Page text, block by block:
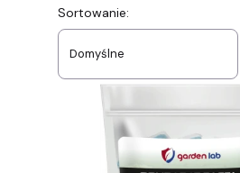
Lista
Sortowanie:
Domyślne